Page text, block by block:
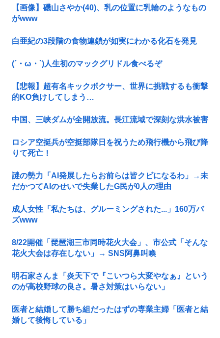
【画像】磯山さやか(40)、乳の位置に乳輪のようなもの
がwww
白亜紀の3段階の食物連鎖が如実にわかる化石を発見
(´・ω・`)人生初のマックグリドル食べるぞ
【悲報】超有名キックボクサー、世界に挑戦するも衝撃
的KO負けしてしまう…
中国、三峡ダムが全開放流。長江流域で深刻な洪水被害
ロシア空挺兵が空挺部隊日を祝うため飛行機から飛び降
りて死亡！
謎の勢力「AI発展したらお前らは皆クビになるわ」→未
だかつてAIのせいで失業したG民が0人の理由
成人女性「私たちは、グルーミングされた...」160万バ
ズwww
8/22開催「琵琶湖三市同時花火大会」、市公式「そんな
花火大会は存在しない」→ SNS阿鼻叫喚
明石家さんま「炎天下で『こいつら大変やなぁ』という
のが高校野球の良さ。暑さ対策はいらない」
医者と結婚して勝ち組だったはずの専業主婦「医者と結
婚して後悔している」